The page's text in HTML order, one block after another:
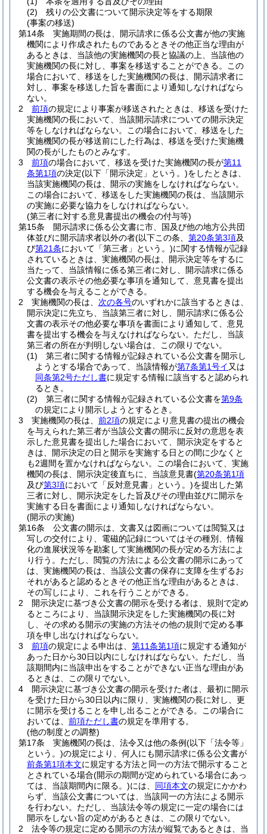
(2)
残りの公文書について開示決定等をする期限
(事案の移送)
第14条
実施期間の長は、開示請求に係る公文書が他の実施
機関により作成されたものであるときその他正当な理由が
あるときは、当該他の実施機関の長と協議の上、当該他の
実施機関の長に対し、事案を移送することができる。
この
場合において、移送をした実施機関の長は、開示請求者に
対し、事案を移送した旨を書面により通知しなければなら
ない。
2
前項の規定により事案が移送されたときは、移送を受けた
実施機関の長において、当該開示請求についての開示決定
等をしなければならない。
この場合において、移送をした
実施機関の長が移送前にした行為は、移送を受けた実施機
関の長がしたものとみなす。
3
前項の場合において、移送を受けた実施機関の長が第11
条第1項の決定(以下「開示決定」という。)をしたときは、
当該実施機関の長は、開示の実施をしなければならない。
この場合において、移送をした実施機関の長は、当該開示
の実施に必要な協力をしなければならない。
(第三者に対する意見書提出の機会の付与等)
第15条
開示請求に係る公文書に市、国及び他の地方公共団
体並びに開示請求者以外の者(以下この条、 第20条第3項及
び第21条において「第三者」という。)に関する情報が記録
されているときは、実施機関の長は、開示決定等をするに
当たって、当該情報に係る第三者に対し、開示請求に係る
公文書の表示その他必要な事項を通知して、意見書を提出
する機会を与えることができる。
2
実施機関の長は、 次の各号のいずれかに該当するときは、
開示決定に先立ち、当該第三者に対し、開示請求に係る公
文書の表示その他必要な事項を書面により通知して、意見
書を提出する機会を与えなければならない。 ただし、当該
第三者の所在が判明しない場合は、この限りでない。
(1)
第三者に関する情報が記録されている公文書を開示し
ようとする場合であって、当該情報が第7条第1号イ 又は
同条第2号ただし書に規定する情報に該当すると認められ
るとき。
(2)
第三者に関する情報が記録されている公文書を第9条
の規定により開示しようとするとき。
3
実施機関の長は、 前2項の規定により意見書の提出の機会
を与えられた第三者が当該公文書の開示に反対の意思を表
示した意見書を提出した場合において、開示決定をすると
きは、開示決定の日と開示を実施する日との間に少なくと
も2週間を置かなければならない。
この場合において、実施
機関の長は、開示決定後直ちに、当該意見書(第20条第1項
及び第3項において「反対意見書」という。)を提出した第
三者に対し、開示決定をした旨及びその理由並びに開示を
実施する日を書面により通知しなければならない。
(開示の実施)
第16条
公文書の開示は、文書又は図画については閲覧又は
写しの交付により、電磁的記録についてはその種別、情報
化の進展状況等を勘案して実施機関の長が定める方法によ
り行う。 ただし、閲覧の方法による公文書の開示にあって
は、実施機関の長は、当該公文書の保存に支障を生ずるお
それがあると認めるときその他正当な理由があるときは、
その写しにより、これを行うことができる。
2
開示決定に基づき公文書の開示を受ける者は、規則で定め
るところにより、当該開示決定をした実施機関の長に対
し、その求める開示の実施の方法その他の規則で定める事
項を申し出なければならない。
3
前項の規定による申出は、 第11条第1項に規定する通知が
あった日から30日以内にしなければならない。 ただし、当
該期間内に当該申出をすることができない正当な理由があ
るときは、この限りでない。
4
開示決定に基づき公文書の開示を受けた者は、最初に開示
を受けた日から30日以内に限り、実施機関の長に対し、更
に開示を受けることを申し出ることができる。
この場合に
おいては、 前項ただし書の規定を準用する。
(他の制度との調整)
第17条
実施機関の長は、法令又は他の条例(以下「法令等」
という。)の規定により、何人にも開示請求に係る公文書が
前条第1項本文に規定する方法と同一の方法で開示すること
とされている場合(開示の期間が定められている場合にあっ
ては、当該期間内に限る。)には、 同項本文の規定にかかわ
らず、当該公文書については、当該同一の方法による開示
を行わない。 ただし、当該法令等の規定に一定の場合には
開示をしない旨の定めがあるときは、この限りでない。
2
法令等の規定に定める開示の方法が縦覧であるときは、当